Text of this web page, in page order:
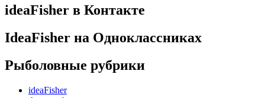
ideaFisher в Контакте
IdeaFisher на Одноклассниках
Рыболовные рубрики
ideaFisher